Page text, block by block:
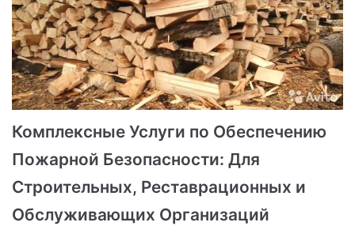
Комплексные Услуги по Обеспечению
Пожарной Безопасности: Для
Строительных, Реставрационных и
Обслуживающих Организаций